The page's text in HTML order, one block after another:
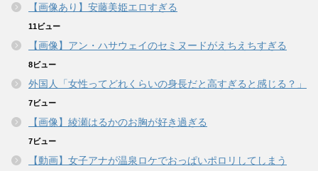
【画像あり】安藤美姫エロすぎる
11ビュー
【画像】アン・ハサウェイのセミヌードがえちえちすぎる
8ビュー
外国人「女性ってどれくらいの身長だと高すぎると感じる？」
7ビュー
【画像】綾瀬はるかのお胸が好き過ぎる
7ビュー
【動画】女子アナが温泉ロケでおっぱいポロリしてしまう